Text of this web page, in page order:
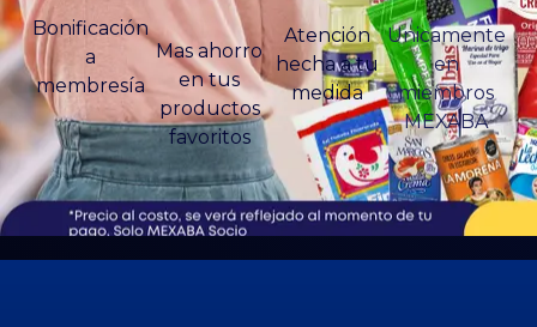
Bonificación
a
membresía
Mas ahorro
en tus
productos
favoritos
Atención
hecha a tu
medida
Unicamente
en
miembros
MEXABA